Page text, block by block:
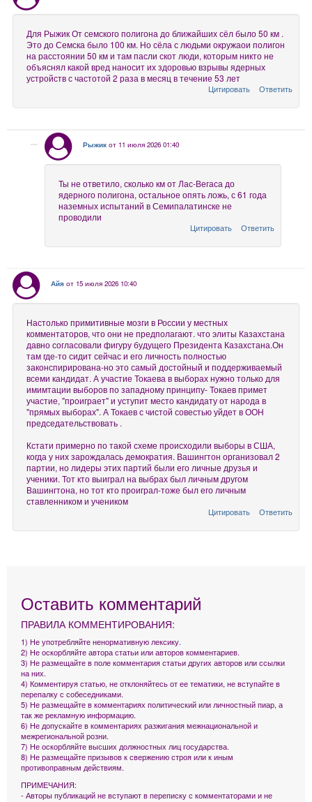
Для Рыжик От семского полигона до ближайших сёл было 50 км .
Это до Семска было 100 км. Но сёла с людьми окружаои полигон
на расстоянии 50 км и там пасли скот люди, которым никто не
объяснял какой вред наносит их здоровью взрывы ядерных
устройств с частотой 2 раза в месяц в течение 53 лет
Цитировать Ответить
Рыжик от 11 июля 2026 01:40
Ты не ответило, сколько км от Лас-Вегаса до
ядерного полигона, остальное опять ложь, с 61 года
наземных испытаний в Семипалатинске не
проводили
Цитировать Ответить
Айя от 15 июля 2026 10:40
Настолько примитивные мозги в России у местных
комментаторов, что они не предполагают. что элиты Казахстана
давно согласовали фигуру будущего Президента Казахстана.Он
там где-то сидит сейчас и его личность полностью
законспирирована-но это самый достойный и поддерживаемый
всеми кандидат. А участие Токаева в выборах нужно только для
имимтации выборов по западному принципу- Токаев примет
участие, "проиграет" и уступит место кандидату от народа в
"прямых выборах". А Токаев с чистой совестью уйдет в ООН
председательствовать .
Кстати примерно по такой схеме происходили выборы в США,
когда у них зарождалась демократия. Вашингтон организовал 2
партии, но лидеры этих партий были его личные друзья и
ученики. Тот кто выиграл на выбрах был личным другом
Вашингтона, но тот кто проиграл-тоже был его личным
ставленником и учеником
Цитировать Ответить
Оставить комментарий
ПРАВИЛА КОММЕНТИРОВАНИЯ:
1) Не употребляйте ненормативную лексику.
2) Не оскорбляйте автора статьи или авторов комментариев.
3) Не размещайте в поле комментария статьи других авторов или ссылки
на них.
4) Комментируя статью, не отклоняйтесь от ее тематики, не вступайте в
перепалку с собеседниками.
5) Не размещайте в комментариях политический или личностный пиар, а
так же рекламную информацию.
6) Не допускайте в комментариях разжигания межнациональной и
межрегиональной розни.
7) Не оскорбляйте высших должностных лиц государства.
8) Не размещайте призывов к свержению строя или к иным
противоправным действиям.
ПРИМЕЧАНИЯ:
- Авторы публикаций не вступают в переписку с комментаторами и не